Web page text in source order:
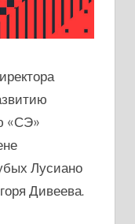
«СЭ»
Лусиано
Дивеева.